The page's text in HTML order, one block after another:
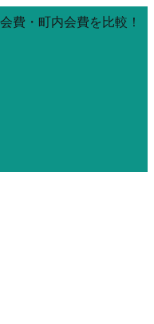
費・町内会費を比較！